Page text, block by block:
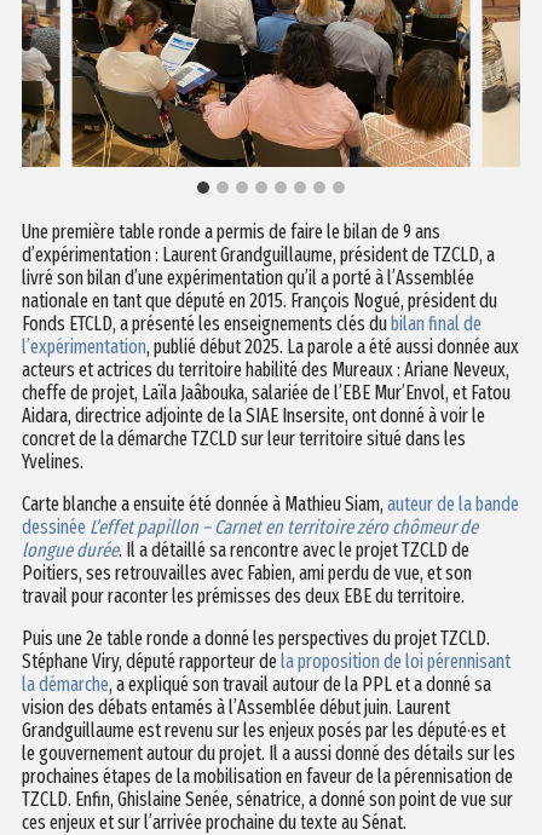
Une première table ronde a permis de faire le bilan de 9 ans
d’expérimentation : Laurent Grandguillaume, président de TZCLD, a
livré son bilan d’une expérimentation qu’il a porté à l’Assemblée
nationale en tant que député en 2015. François Nogué, président du
Fonds ETCLD, a présenté les enseignements clés dubilan final de
l’expérimentation, publié début 2025. La parole a été aussi donnée aux
acteurs et actrices du territoire habilité des Mureaux : Ariane Neveux,
cheffe de projet, Laïla Jaâbouka, salariée de l’EBE Mur’Envol, et Fatou
Aidara, directrice adjointe de la SIAE Insersite, ont donné à voir le
concret de la démarche TZCLD sur leur territoire situé dans les
Yvelines.
Carte blanche a ensuite été donnée à Mathieu Siam, auteur de la bande
dessinée L’effet papillon – Carnet en territoire zéro chômeur de
longue durée. Il a détaillé sa rencontre avec le projet TZCLD de
Poitiers, ses retrouvailles avec Fabien, ami perdu de vue, et son
travail pour raconter les prémisses des deux EBE du territoire.
Puis une 2e table ronde a donné les perspectives du projet TZCLD.
Stéphane Viry, député rapporteur de la proposition de loi pérennisant
la démarche, a expliqué son travail autour de la PPL et a donné sa
vision des débats entamés à l’Assemblée début juin. Laurent
Grandguillaume est revenu sur les enjeux posés par les député·es et
le gouvernement autour du projet. Il a aussi donné des détails sur les
prochaines étapes de la mobilisation en faveur de la pérennisation de
TZCLD. Enfin, Ghislaine Senée, sénatrice, a donné son point de vue sur
ces enjeux et sur l’arrivée prochaine du texte au Sénat.